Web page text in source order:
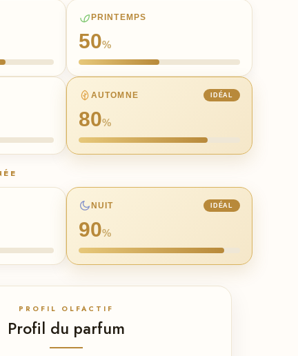
PRINTEMPS
50%
AUTOMNE IDÉAL
80%
NUIT IDÉAL
90%
PROFIL OLFACTIF
Profil du parfum